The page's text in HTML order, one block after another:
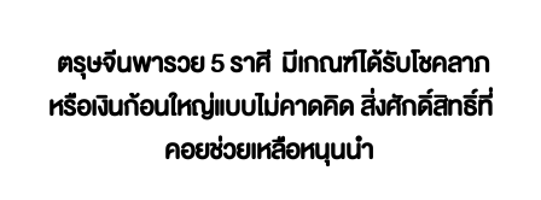
ตรุษจีนพารวย 5 ราศี มีเกณฑ์ได้รับโชคลาภ
หรือเงินก้อนใหญ่แบบไม่คาดคิด สิ่งศักดิ์สิทธิ์ที่
คอยช่วยเหลือหนุนนำ